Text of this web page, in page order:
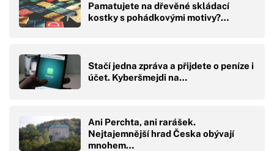
Pamatujete na dřevěné skládací
kostky s pohádkovými motivy?…
Stačí jedna zpráva a přijdete o peníze i
účet. Kyberšmejdi na…
Ani Perchta, ani rarášek.
Nejtajemnější hrad Česka obývají
mnohem…